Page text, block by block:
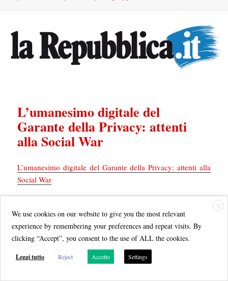
L’umanesimo digitale del
Garante della Privacy: attenti
alla Social War
L’umanesimo digitale del Garante della Privacy: attenti alla
Social War
annuale del collegio dell’Autorità garante della protezione
dei dati dati personali. Nel 2021 l’Autorità ha riscosso 13
milioni di euro di sanzioni e risposto a 19 mila quesiti dei
cittadini per rendere effettivo il diritto alla riservatezza
X
We use cookies on our website to give you the most relevant
experience by remembering your preferences and repeat visits. By
clicking “Accept”, you consent to the use of ALL the cookies.
Leggi tutto Reject Accetto Settings